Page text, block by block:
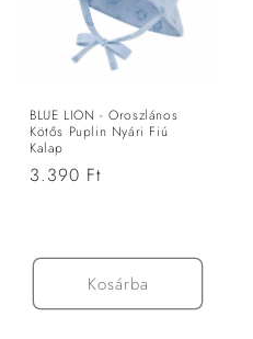
BLUE LION - Oroszlános
Kötős Puplin Nyári Fiú
Kalap
Normál
3.390 Ft
Kosárba